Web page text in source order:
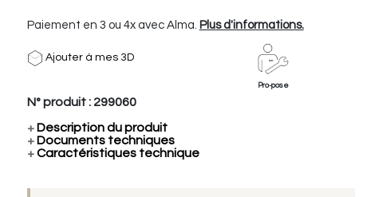
Paiement en 3 ou 4x avec Alma. Plus d'informations.
Ajouter à mes 3D
Pro-pose
N° produit : 299060
+Description du produit
+Documents techniques
+Caractéristiques technique